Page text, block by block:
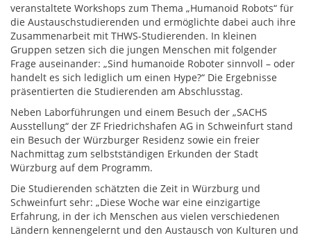
veranstaltete Workshops zum Thema „Humanoid Robots“ für
die Austauschstudierenden und ermöglichte dabei auch ihre
Zusammenarbeit mit THWS-Studierenden. In kleinen
Gruppen setzen sich die jungen Menschen mit folgender
Frage auseinander: „Sind humanoide Roboter sinnvoll – oder
handelt es sich lediglich um einen Hype?“ Die Ergebnisse
präsentierten die Studierenden am Abschlusstag.
Neben Laborführungen und einem Besuch der „SACHS
Ausstellung“ der ZF Friedrichshafen AG in Schweinfurt stand
ein Besuch der Würzburger Residenz sowie ein freier
Nachmittag zum selbstständigen Erkunden der Stadt
Würzburg auf dem Programm.
Die Studierenden schätzten die Zeit in Würzburg und
Schweinfurt sehr: „Diese Woche war eine einzigartige
Erfahrung, in der ich Menschen aus vielen verschiedenen
Ländern kennengelernt und den Austausch von Kulturen und